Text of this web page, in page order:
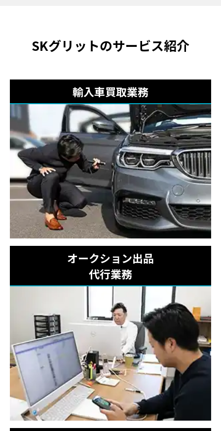
SKグリットのサービス紹介
輸入車買取業務
オークション出品
代行業務